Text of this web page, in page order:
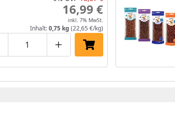
Produktmenge um eins verringern
Produktmenge manuell eingeben
Produktmenge um eins erhöhen
In den Einkaufswagen
16,99 €
inkl. 7% MwSt.
Inhalt:0,75 kg (22,65 €/kg)